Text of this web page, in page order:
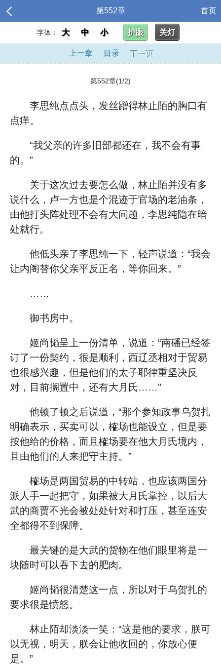
第552章 首页
字体： 大 中 小 护眼 关灯
上一章 目录 下一页
第552章(1/2)
李思纯点点头，发丝蹭得林止陌的胸口有
点痒。
“我父亲的许多旧部都还在，我不会有事
的。”
关于这次过去要怎么做，林止陌并没有多
说什么，卢一方也是个混迹于官场的老油条，
由他打头阵处理不会有大问题，李思纯隐在暗
处就行。
他低头亲了李思纯一下，轻声说道：“我会
让内阁替你父亲平反正名，等你回来。”
……
御书房中。
姬尚韬呈上一份清单，说道：“南磻已经签
订了一份契约，很是顺利，西辽丞相对于贸易
也很感兴趣，但是他们的太子耶律重坚决反
对，目前搁置中，还有大月氏……”
他顿了顿之后说道，“那个参知政事乌贺扎
明确表示，买卖可以，榷场也能设立，但是要
按他给的价格，而且榷场要在他大月氏境内，
且由他们的人来把守主持。”
榷场是两国贸易的中转站，也应该两国分
派人手一起把守，如果被大月氏掌控，以后大
武的商贾不光会被处处针对和打压，甚至连安
全都得不到保障。
最关键的是大武的货物在他们眼里将是一
块随时可以吞下去的肥肉。
姬尚韬很清楚这一点，所以对于乌贺扎的
要求很是愤怒。
林止陌却淡淡一笑：“这是他的要求，朕可
以无视，明天，朕会让他收回的，你放心便
是。”